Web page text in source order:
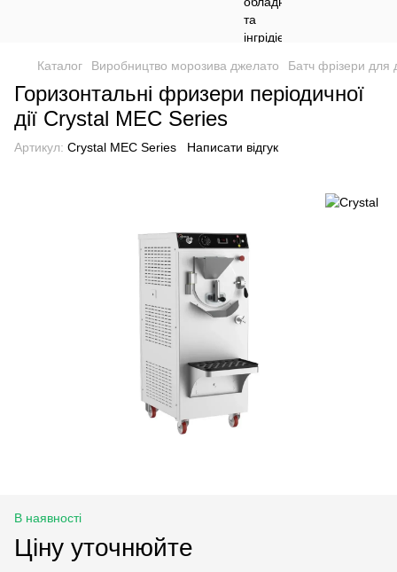
Каталог Виробництво морозива джелато Батч фрізери для
Горизонтальні фризери періодичної
дії Crystal MEC Series
Артикул: Crystal MEC Series Написати відгук
В наявності
Ціну уточнюйте